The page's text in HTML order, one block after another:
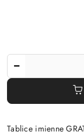
Tablice imienne